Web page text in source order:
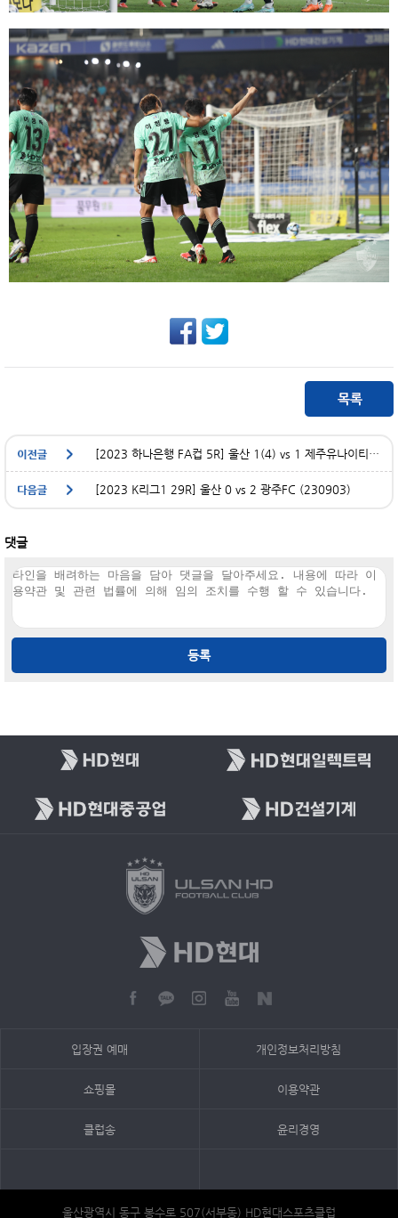
[2023 하나은행 FA컵 5R] 울산 1(4) vs 1 제주유나이티드(230628)
[2023 K리그1 29R] 울산 0 vs 2 광주FC (230903)
댓글
등록
입장권 예매 개인정보처리방침
쇼핑몰 이용약관
클럽송 윤리경영
울산광역시 동구 봉수로 507(서부동) HD현대스포츠클럽